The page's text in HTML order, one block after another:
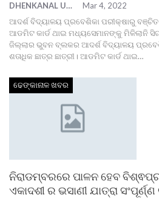
DHENKANAL UPDATE Mar 4, 2022
ଆଦର୍ଶ ବିଦ୍ୟାଳୟ ପ୍ରବେଶିକା ପରୀକ୍ଷାରୁ ବଞ୍ଚିତ
ଆଡମିଟ କାର୍ଡ ଥାଇ ମଧ୍ୟସେମାନଙ୍କୁ ମିଳିଲାନି
ଜିଲ୍ଲାର ଭୁବନ ବ୍ଲକର ଆଦର୍ଶ ବିଦ୍ୟାଳୟ
ଶତାଧିକ ଛାତ୍ର ଛାତ୍ରୀ। ଆଡମିଟ କାର୍ଡ ଥାଇ…
ଢେଙ୍କାନାଳ ଖବର
ନିରାଡମ୍ବରରେ ପାଳନ ହେବ
ଏକାଦଶୀ ର ଭସାଣୀ ଯାତ୍ରା